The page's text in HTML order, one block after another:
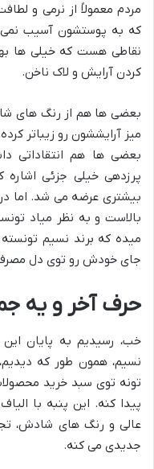
مردم معمولاً از نرمی و
که به پوستشون آسیب نمی
نقاطی هست که خیلی ها
کردن آرایش و لاک ناخن.
بعضی ها هم از رنگ های
میز آرایششون رو زیباتر
بعضی ها هم انتقاداتی
پرزدهی خیلی جزئی
بیشتری عرضه می شد. اما
بالاست و به نظر میاد
میده که برند نسیم
جای خودش رو توی دل مصرف
حرف آخر و یه
خب، رسیدیم به پایان
نسیم، همون طور که
تونه توی سبد خرید
عالی و رنگ های شادش،
جدیدی می کنه.